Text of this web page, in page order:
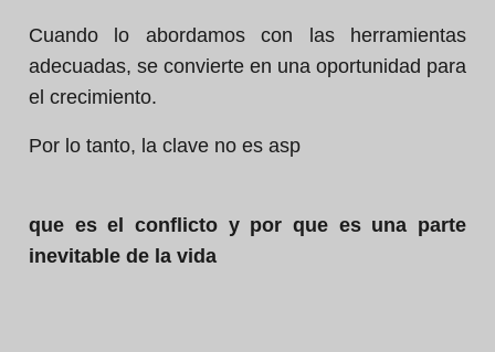
Cuando lo abordamos con las herramientas
adecuadas, se convierte en una oportunidad para
el crecimiento.
Por lo tanto, la clave no es asp
que es el conflicto y por que es una parte
inevitable de la vida